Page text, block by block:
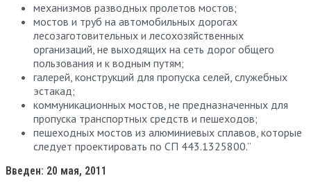
механизмов разводных пролетов мостов;
мостов и труб на автомобильных дорогах
лесозаготовительных и лесохозяйственных
организаций, не выходящих на сеть дорог общего
пользования и к водным путям;
галерей, конструкций для пропуска селей, служебных
эстакад;
коммуникационных мостов, не предназначенных для
пропуска транспортных средств и пешеходов;
пешеходных мостов из алюминиевых сплавов, которые
следует проектировать по СП 443.1325800.”
Введен: 20 мая, 2011